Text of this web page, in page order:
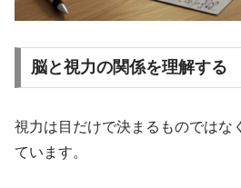
脳と視力の関係を理解する
視力は目だけで決まるものではな
ています。